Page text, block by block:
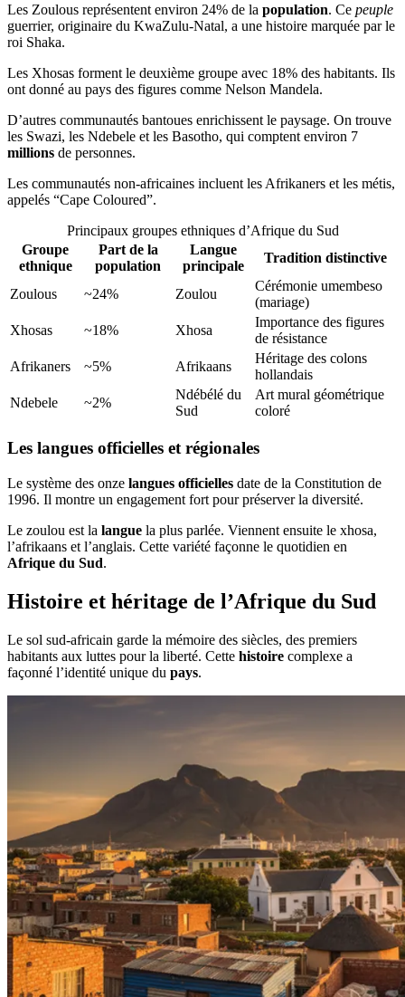
Les Zoulous représentent environ 24% de la population. Ce peuple
guerrier, originaire du KwaZulu-Natal, a une histoire marquée par le
roi Shaka.
Les Xhosas forment le deuxième groupe avec 18% des habitants. Ils
ont donné au pays des figures comme Nelson Mandela.
D’autres communautés bantoues enrichissent le paysage. On trouve
les Swazi, les Ndebele et les Basotho, qui comptent environ 7
millions de personnes.
Les communautés non-africaines incluent les Afrikaners et les métis,
appelés “Cape Coloured”.
Principaux groupes ethniques d’Afrique du Sud
Groupe
ethnique
Part de la
population
Langue
principale
Tradition distinctive
Zoulous ~24% Zoulou
Cérémonie umembeso
(mariage)
Xhosas
~18% Xhosa
Importance des figures
de résistance
Afrikaners
~5% Afrikaans
Héritage des colons
hollandais
Ndebele
~2%
Ndébélé du
Sud
Art mural géométrique
coloré
Les langues officielles et régionales
Le système des onze langues officielles date de la Constitution de
1996. Il montre un engagement fort pour préserver la diversité.
Le zoulou est la langue la plus parlée. Viennent ensuite le xhosa,
l’afrikaans et l’anglais. Cette variété façonne le quotidien en
Afrique du Sud.
Histoire et héritage de l’Afrique du Sud
Le sol sud-africain garde la mémoire des siècles, des premiers
habitants aux luttes pour la liberté. Cette histoire complexe a
façonné l’identité unique du pays.